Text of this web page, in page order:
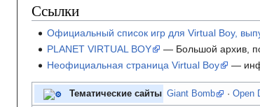
Ссылки
Официальный список игр для Virtual Boy,
PLANET VIRTUAL BOY
— Большой архив,
Неофициальная страница Virtual Boy
—
Тематические сайты Giant Bomb ·Open